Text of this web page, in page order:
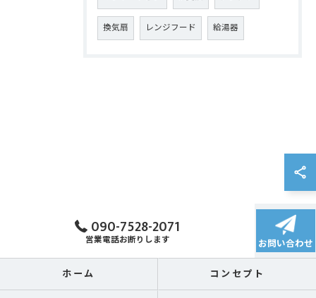
換気扇 レンジフード 給湯器
090-7528-2071
営業電話お断りします お問い合わせ
ホーム コンセプト